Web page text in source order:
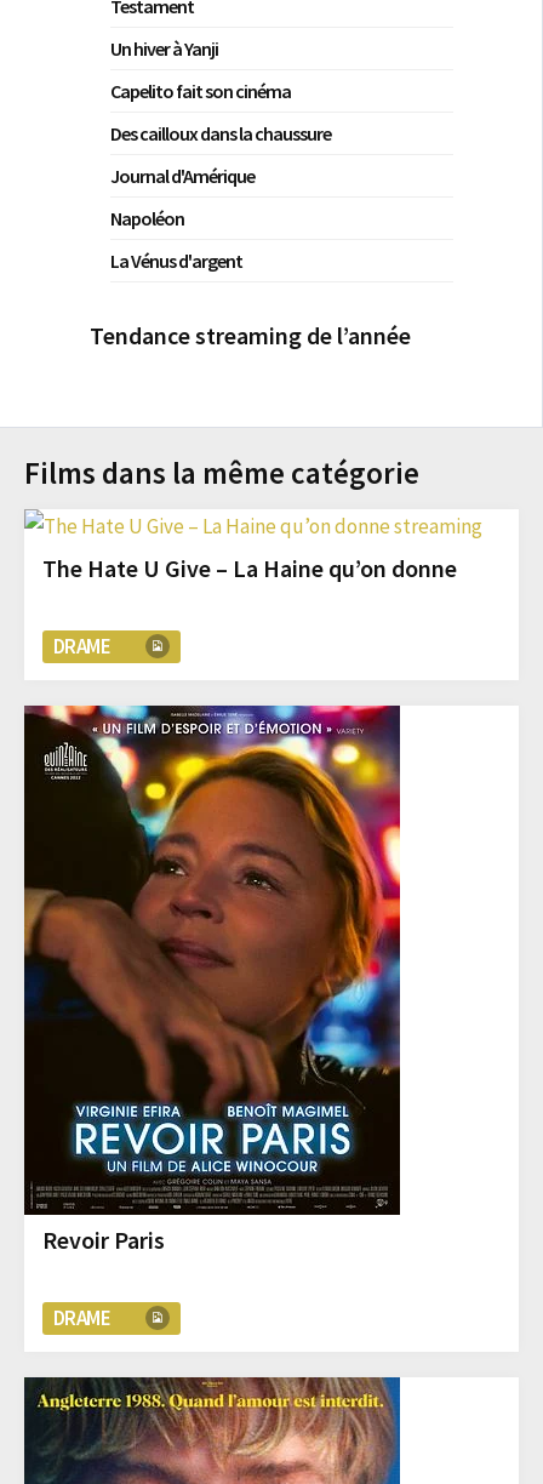
Testament
Un hiver à Yanji
Capelito fait son cinéma
Des cailloux dans la chaussure
Journal d'Amérique
Napoléon
La Vénus d'argent
Tendance streaming de l’année
Films dans la même catégorie
The Hate U Give – La Haine qu’on donne
DRAME
Revoir Paris
DRAME